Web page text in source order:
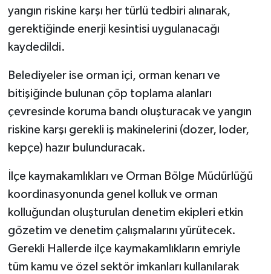
yangın riskine karşı her türlü tedbiri alınarak,
gerektiğinde enerji kesintisi uygulanacağı
kaydedildi.
Belediyeler ise orman içi, orman kenarı ve
bitişiğinde bulunan çöp toplama alanları
çevresinde koruma bandı oluşturacak ve yangın
riskine karşı gerekli iş makinelerini (dozer, loder,
kepçe) hazır bulunduracak.
İlçe kaymakamlıkları ve Orman Bölge Müdürlüğü
koordinasyonunda genel kolluk ve orman
kolluğundan oluşturulan denetim ekipleri etkin
gözetim ve denetim çalışmalarını yürütecek.
Gerekli Hallerde ilçe kaymakamlıkların emriyle
tüm kamu ve özel sektör imkanları kullanılarak